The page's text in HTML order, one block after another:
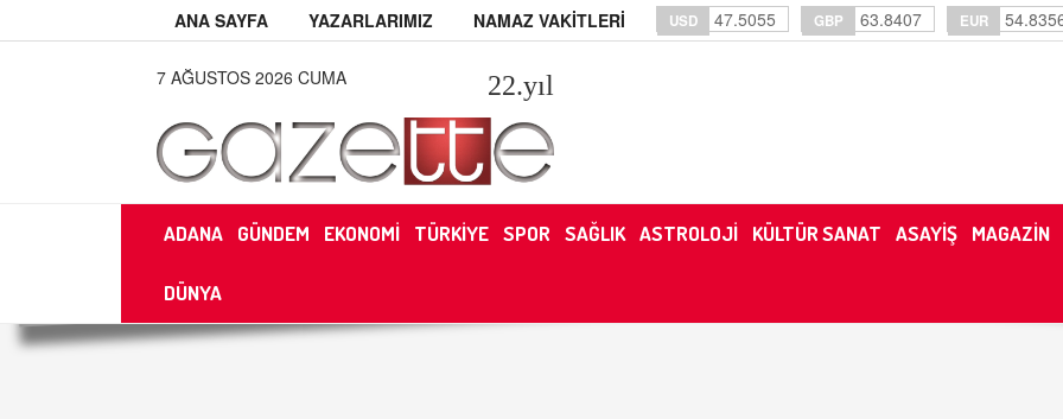
ANA SAYFA YAZARLARIMIZ NAMAZ VAKİTLERİ USD 47.5055 GBP 63.8407 EUR
7 AĞUSTOS 2026 CUMA 22.yıl
ADANA GÜNDEM EKONOMİ TÜRKİYE SPOR SAĞLIK ASTROLOJİ KÜLTÜR SANAT ASAYİŞ MAGAZİN
DÜNYA